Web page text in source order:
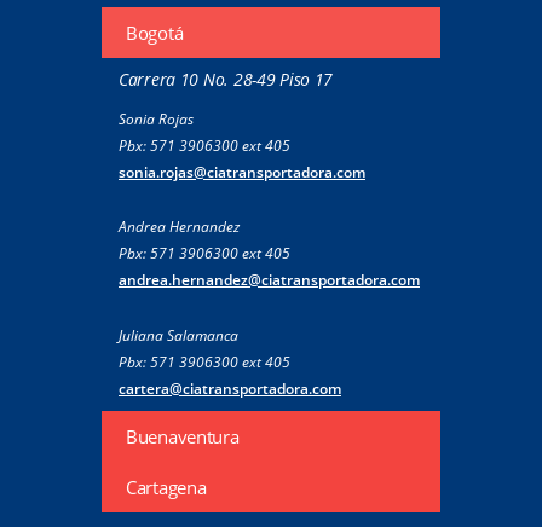
Bogotá
Carrera 10 No. 28-49 Piso 17
Sonia Rojas
Pbx: 571 3906300 ext 405
sonia.rojas@ciatransportadora.com
Andrea Hernandez
Pbx: 571 3906300 ext 405
andrea.hernandez@ciatransportadora.com
Juliana Salamanca
Pbx: 571 3906300 ext 405
cartera@ciatransportadora.com
Buenaventura
Cartagena